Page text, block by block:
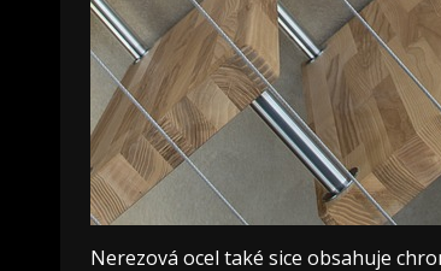
Nerezová ocel také sice obsahuje